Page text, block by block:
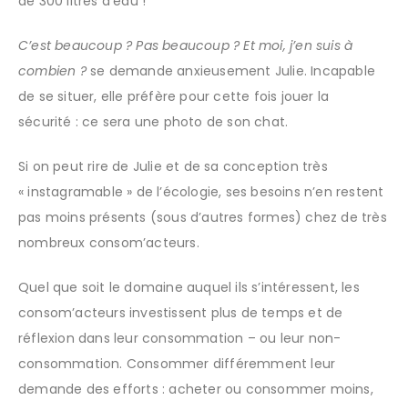
C’est beaucoup ? Pas beaucoup ? Et moi, j’en suis à
combien ?se demande anxieusement Julie. Incapable
de se situer, elle préfère pour cette fois jouer la
sécurité : ce sera une photo de son chat.
Si on peut rire de Julie et de sa conception très
« instagramable » de l’écologie, ses besoins n’en restent
pas moins présents (sous d’autres formes) chez de très
nombreux consom’acteurs.
Quel que soit le domaine auquel ils s’intéressent, les
consom’acteurs investissent plus de temps et de
réflexion dans leur consommation – ou leur non-
consommation. Consommer différemment leur
demande des efforts : acheter ou consommer moins,